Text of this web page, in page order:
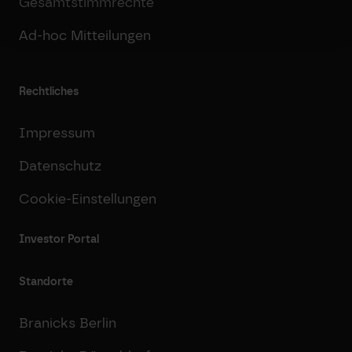
Ad-hoc Mitteilungen
Rechtliches
Impressum
Datenschutz
Cookie-Einstellungen
Investor Portal
Standorte
Branicks Berlin